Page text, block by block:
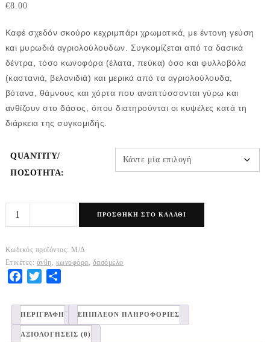
€8.00
Καφέ σχεδόν σκούρο κεχριμπάρι χρωματικά, με έντονη γεύση
και μυρωδιά αγριολούλουδων. Συγκομίζεται από τα δασικά
δέντρα, τόσο κωνοφόρα (έλατα, πεύκα) όσο και φυλλοβόλα
(καστανιά, βελανιδιά) και μερικά από τα αγριολούλουδα,
βότανα, θάμνους και χόρτα που αναπτύσσονται γύρω και
ανθίζουν στο δάσος, όπου διατηρούνται οι κυψέλες κατά τη
διάρκεια της συγκομιδής.
QUANTITY/
ΠΟΣΌΤΗΤΑ:
Μελι
Ανθεων
κωνοφορων
/
Δασους
ΠΡΟΣΘΉΚΗ ΣΤΟ ΚΑΛΆΘΙ
Κωδικός προϊόντος:Μ/Δ
Ετικέτες: άνθη κωνοφόρα δασόμελο
FacebookTwitter
ΠΕΡΙΓΡΑΦΉ ΕΠΙΠΛΈΟΝ ΠΛΗΡΟΦΟΡΊΕΣ
ΑΞΙΟΛΟΓΉΣΕΙΣ (0)